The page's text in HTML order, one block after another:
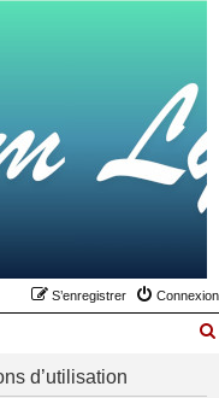
Connexion
S’enregistrer
d’utilisation